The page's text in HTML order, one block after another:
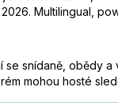
Multilingual,
se snídaně, obědy
mohou hosté